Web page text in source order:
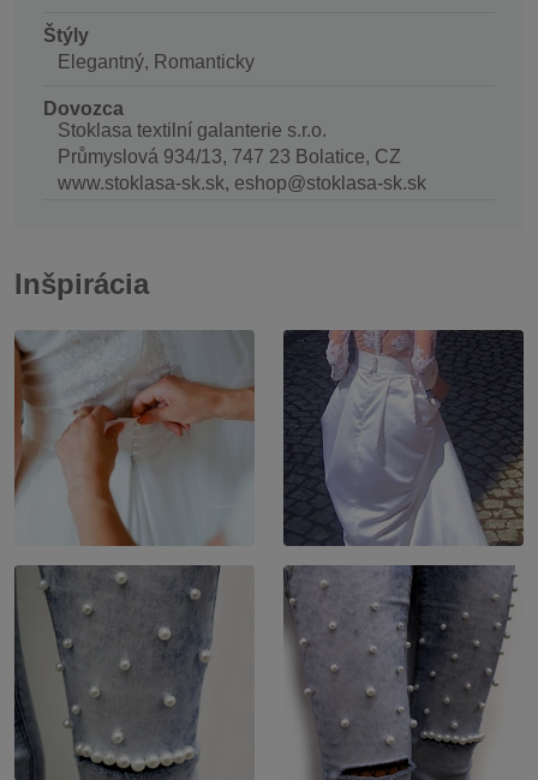
Štýly
Elegantný, Romanticky
Dovozca
Stoklasa textilní galanterie s.r.o.
Průmyslová 934/13, 747 23 Bolatice, CZ
www.stoklasa-sk.sk, eshop@stoklasa-sk.sk
Inšpirácia